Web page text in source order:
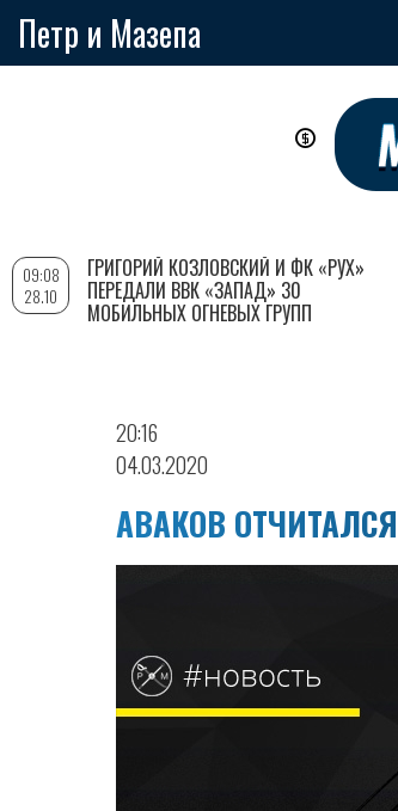
Петр и Мазепа
20:16
04.03.2020
АВАКОВ
09:08
28.10
ГРИГОРИЙ КОЗЛОВСКИЙ И ФК «РУХ»
ПЕРЕДАЛИ ВВК «ЗАПАД» 30
МОБИЛЬНЫХ ОГНЕВЫХ ГРУПП